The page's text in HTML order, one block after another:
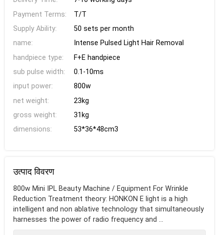
Payment Terms:
T/T
Supply Ability:
50 sets per month
name:
Intense Pulsed Light Hair Removal
handpiece type:
F+E handpiece
sub pulse width:
0.1-10ms
input power:
800w
net weight:
23kg
gross weight:
31kg
dimensions:
53*36*48cm3
उत्पाद विवरण
800w Mini IPL Beauty Machine / Equipment For Wrinkle
Reduction Treatment theory: HONKON E light is a high
intelligent and non ablative technology that simultaneously
harnesses the power of radio frequency and ...